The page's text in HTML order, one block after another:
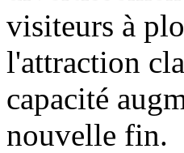
visiteurs à
l'attraction
capacité
nouvelle fin.